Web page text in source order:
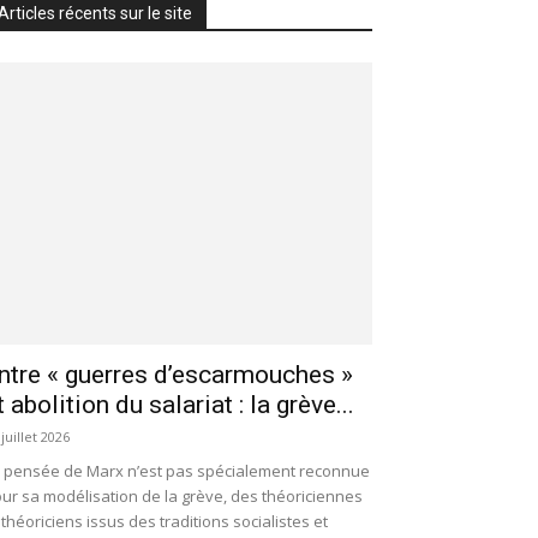
récents sur le site
« guerres d’escarmouches »
abolition du salariat : la grève...
juillet 2026
pensée de Marx n’est pas spécialement reconnue
sa modélisation de la grève, des théoriciennes
issus des traditions socialistes et